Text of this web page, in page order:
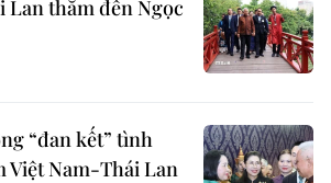
Lan thăm đền Ngọc
“đan kết” tình
Việt Nam-Thái Lan